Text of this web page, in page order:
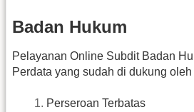
Badan Hukum
Pelayanan Online Subdit Badan
Perdata yang sudah di dukung
Perseroan Terbatas